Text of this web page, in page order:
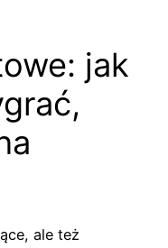
jak
ale też